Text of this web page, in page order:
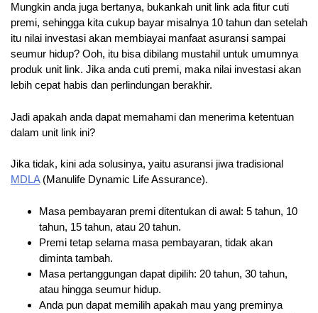
Mungkin anda juga bertanya, bukankah unit link ada fitur cuti
premi, sehingga kita cukup bayar misalnya 10 tahun dan setelah
itu nilai investasi akan membiayai manfaat asuransi sampai
seumur hidup? Ooh, itu bisa dibilang mustahil untuk umumnya
produk unit link. Jika anda cuti premi, maka nilai investasi akan
lebih cepat habis dan perlindungan berakhir.
Jadi apakah anda dapat memahami dan menerima ketentuan
dalam unit link ini?
Jika tidak, kini ada solusinya, yaitu asuransi jiwa tradisional
MDLA(Manulife Dynamic Life Assurance).
Masa pembayaran premi ditentukan di awal: 5 tahun, 10
tahun, 15 tahun, atau 20 tahun.
Premi tetap selama masa pembayaran, tidak akan
diminta tambah.
Masa pertanggungan dapat dipilih: 20 tahun, 30 tahun,
atau hingga seumur hidup.
Anda pun dapat memilih apakah mau yang preminya